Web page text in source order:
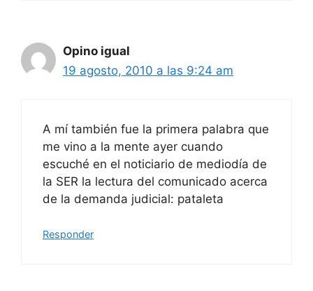
Opino igual
19 agosto, 2010 a las 9:24 am
A mí también fue la primera palabra que
me vino a la mente ayer cuando
escuché en el noticiario de mediodía de
la SER la lectura del comunicado acerca
de la demanda judicial: pataleta
Responder